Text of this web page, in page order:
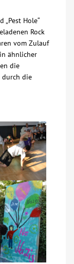
Hole“
Rock
vom Zulauf
ähnlicher
die
durch die